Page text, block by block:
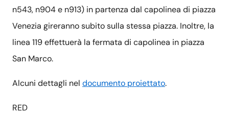
n543, n904 e n913) in partenza dal capolinea di piazza
Venezia gireranno subito sulla stessa piazza. Inoltre, la
linea 119 effettuerà la fermata di capolinea in piazza
San Marco.
Alcuni dettagli nel documento proiettato.
RED